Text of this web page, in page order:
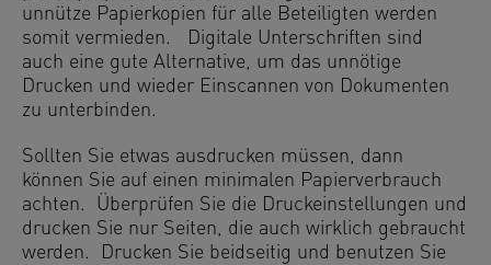
unnütze Papierkopien für alle Beteiligten werden
somit vermieden. Digitale Unterschriften sind
auch eine gute Alternative, um das unnötige
Drucken und wieder Einscannen von Dokumenten
zu unterbinden.
Sollten Sie etwas ausdrucken müssen, dann
können Sie auf einen minimalen Papierverbrauch
achten. Überprüfen Sie die Druckeinstellungen und
drucken Sie nur Seiten, die auch wirklich gebraucht
werden. Drucken Sie beidseitig und benutzen Sie